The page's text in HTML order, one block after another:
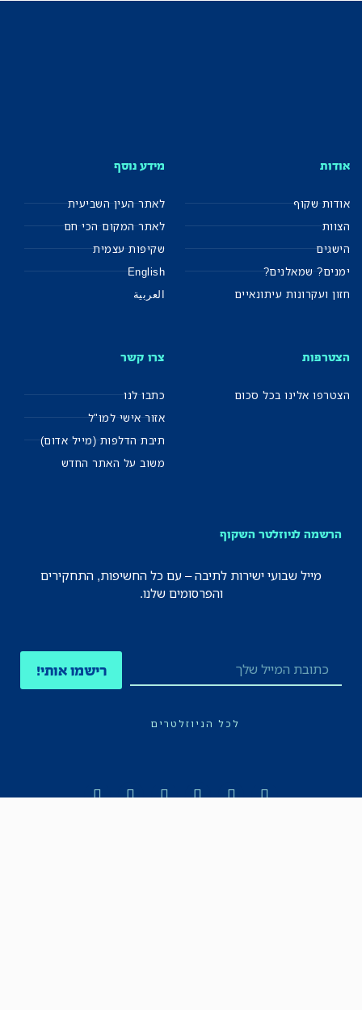
אודות
אודות שקוף
הצוות
הישגים
ימנים? שמאלנים?
חזון ועקרונות עיתונאיים
מידע נוסף
לאתר העין השביעית
לאתר המקום הכי חם
שקיפות עצמית
English
العربية
הצטרפות
הצטרפו אלינו בכל סכום
צרו קשר
כתבו לנו
אזור אישי למו"ל
תיבת הדלפות (מייל אדום)
משוב על האתר החדש
הרשמה לניוזלטר השקוף
מייל שבועי ישירות לתיבה – עם כל החשיפות, התחקירים
והפרסומים שלנו.
רישמו אותי!
לכל הניוזלטרים